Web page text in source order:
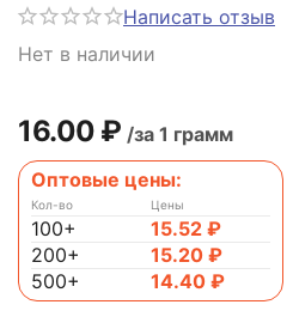
Написать отзыв
Нет в наличии
16.00 ₽ /за 1 грамм
Оптовые цены:
Кол-во
100+
200+
500+
Цены
15.52 ₽
15.20 ₽
14.40 ₽